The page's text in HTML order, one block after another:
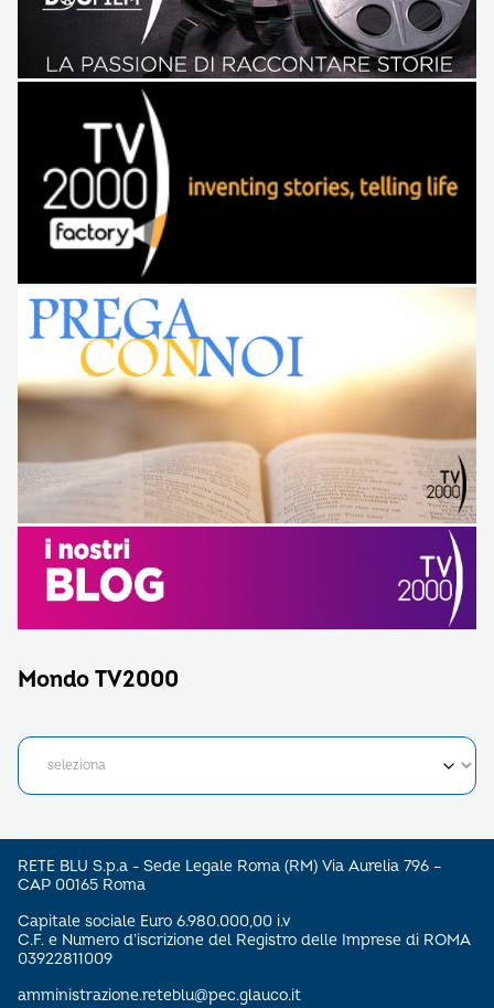
Mondo TV2000
RETE BLU S.p.a - Sede Legale Roma (RM) Via Aurelia 796 –
CAP 00165 Roma
Capitale sociale Euro 6.980.000,00 i.v
C.F. e Numero d’iscrizione del Registro delle Imprese di ROMA
03922811009
amministrazione.reteblu@pec.glauco.it